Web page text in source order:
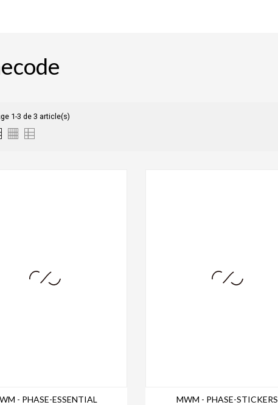
1-3 de 3 article(s)
- PHASE-ESSENTIAL MWM - PHASE-STICKERS